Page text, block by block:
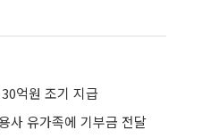
억원 조기 지급
사 유가족에 기부금 전달